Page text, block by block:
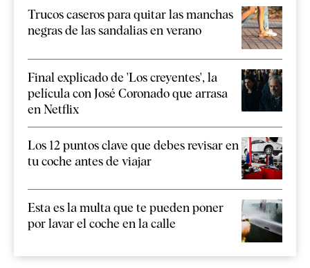
Trucos caseros para quitar las manchas
negras de las sandalias en verano
Final explicado de 'Los creyentes', la
película con José Coronado que arrasa
en Netflix
Los 12 puntos clave que debes revisar en
tu coche antes de viajar
Esta es la multa que te pueden poner
por lavar el coche en la calle